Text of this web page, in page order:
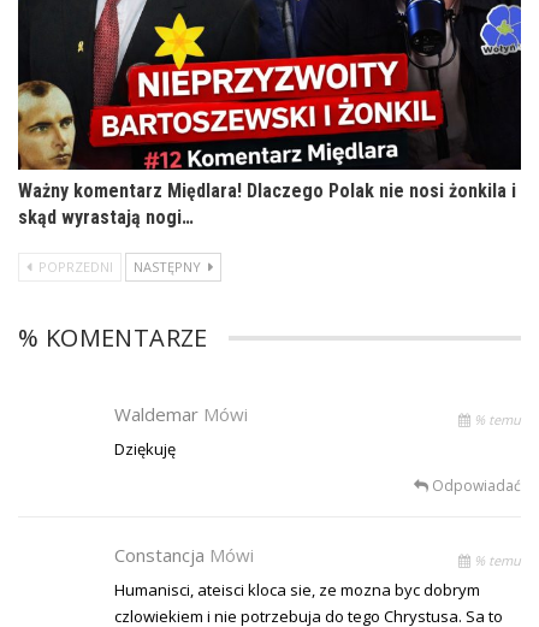
Ważny komentarz Międlara! Dlaczego Polak nie nosi żonkila i
skąd wyrastają nogi…
POPRZEDNI NASTĘPNY
% KOMENTARZE
Waldemar Mówi % temu
Dziękuję
Odpowiadać
Constancja Mówi % temu
Humanisci, ateisci kloca sie, ze mozna byc dobrym
czlowiekiem i nie potrzebuja do tego Chrystusa. Sa to